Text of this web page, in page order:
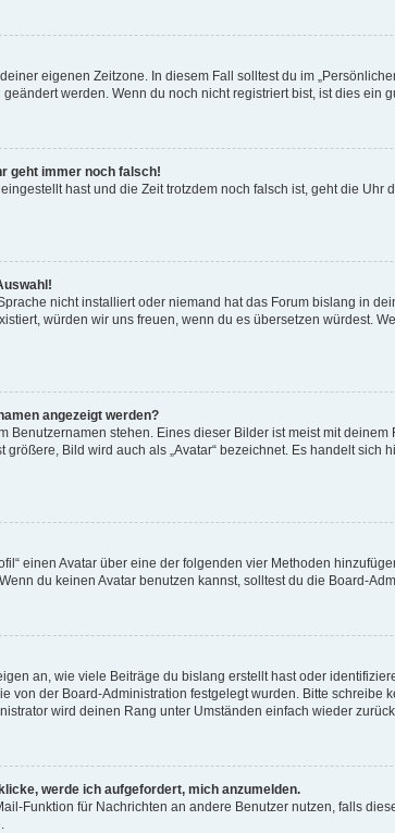
eigenen Zeitzone. In diesem Fall solltest du im
werden. Wenn du noch nicht registriert bist, ist dies ein
geht immer noch falsch!
hast und die Zeit trotzdem noch falsch ist, geht die
nicht installiert oder niemand hat das Forum bislang in
würden wir uns freuen, wenn du es übersetzen würdest.
angezeigt werden?
Benutzernamen stehen. Eines dieser Bilder ist meist mit
Bild wird auch als „Avatar“ bezeichnet. Es handelt
einen Avatar über eine der folgenden vier Methoden
du keinen Avatar benutzen kannst, solltest du die Board-
an, wie viele Beiträge du bislang erstellt hast oder
von der Board-Administration festgelegt wurden. Bitte
wird deinen Rang unter Umständen einfach wieder
werde ich aufgefordert, mich anzumelden.
Funktion für Nachrichten an andere Benutzer nutzen, falls